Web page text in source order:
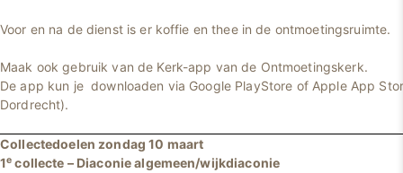
Voor en na de dienst is er koffie en thee in de ontmoetingsruimte.
Maak ook gebruik van de Kerk-app van de Ontmoetingskerk.
De app kun je downloaden via Google PlayStore of Apple App
Dordrecht).
Collectedoelen zondag 10 maart
1e collecte – Diaconie algemeen/wijkdiaconie